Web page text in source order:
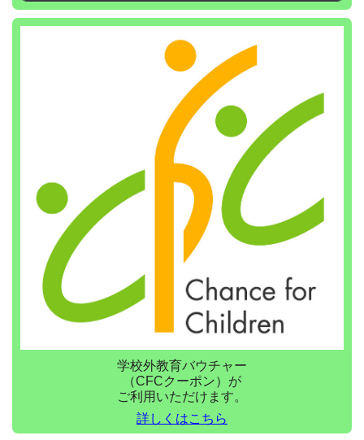
学校外教育バウチャー
（CFCクーポン）が
ご利用いただけます。
詳しくはこちら